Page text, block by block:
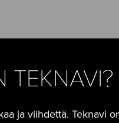
TEKNAVI?
ja viihdettä. Teknavi